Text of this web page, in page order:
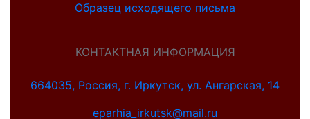
Образец исходящего письма
КОНТАКТНАЯ ИНФОРМАЦИЯ
664035, Россия, г. Иркутск, ул. Ангарская, 14
eparhia_irkutsk@mail.ru